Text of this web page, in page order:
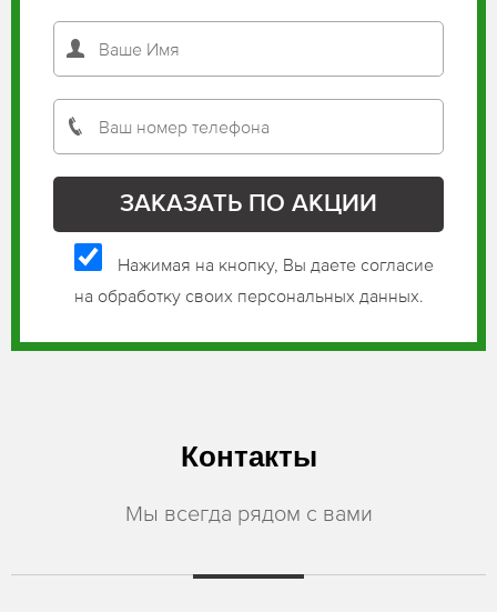
Нажимая на кнопку, Вы даете согласие
на обработку своих персональных данных.
Контакты
Мы всегда рядом с вами